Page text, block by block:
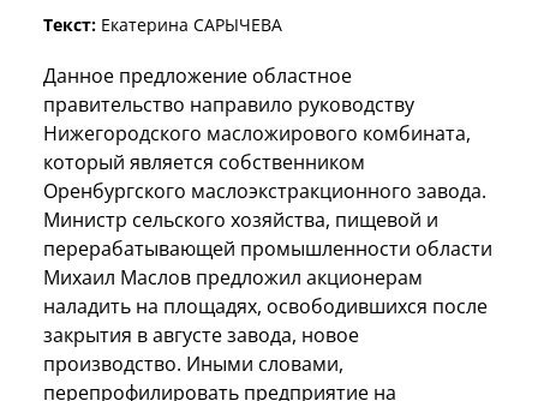
Текст: Екатерина САРЫЧЕВА
Данное предложение областное
правительство направило руководству
Нижегородского масложирового комбината,
который является собственником
Оренбургского маслоэкстракционного завода.
Министр сельского хозяйства, пищевой и
перерабатывающей промышленности области
Михаил Маслов предложил акционерам
наладить на площадях, освободившихся после
закрытия в августе завода, новое
производство. Иными словами,
перепрофилировать предприятие на